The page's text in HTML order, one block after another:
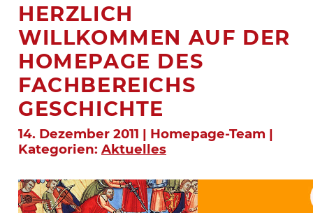
HERZLICH
WILLKOMMEN AUF DER
HOMEPAGE DES
FACHBEREICHS
GESCHICHTE
14. Dezember 2011 | Homepage-Team |
Kategorien: Aktuelles